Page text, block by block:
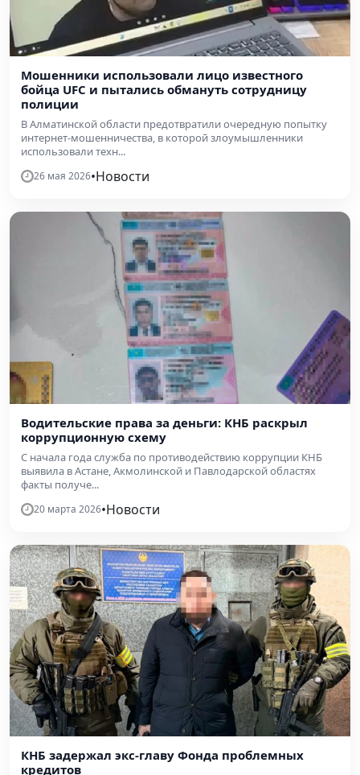
Мошенники использовали лицо известного
бойца UFC и пытались обмануть сотрудницу
полиции
В Алматинской области предотвратили очередную попытку
интернет-мошенничества, в которой злоумышленники
использовали техн...
26 мая 2026•Новости
Водительские права за деньги: КНБ раскрыл
коррупционную схему
С начала года служба по противодействию коррупции КНБ
выявила в Астане, Акмолинской и Павлодарской областях
факты получе...
20 марта 2026•Новости
КНБ задержал экс-главу Фонда проблемных
кредитов